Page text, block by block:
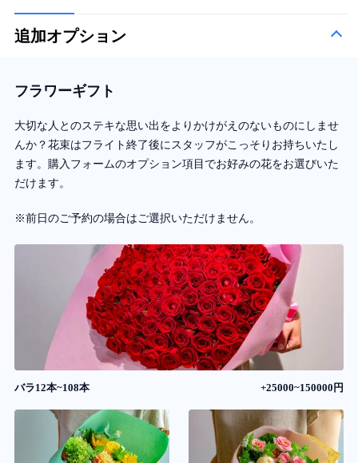
追加オプション
フラワーギフト
大切な人とのステキな思い出をよりかけがえのないものにしませ
んか？花束はフライト終了後にスタッフがこっそりお持ちいたし
ます。購入フォームのオプション項目でお好みの花をお選びいた
だけます。
※前日のご予約の場合はご選択いただけません。
バラ12本~108本 +25000~150000円